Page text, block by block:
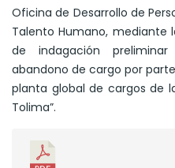
Oficina de Desarrollo de
Talento Humano, mediante
de indagación
abandono de cargo por
planta global de cargos de
Tolima”.